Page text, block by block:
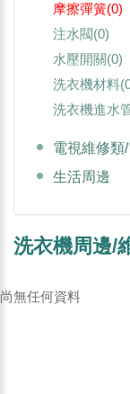
摩擦彈簧(0)
注水閥(0)
水壓開關(0)
洗衣機材料
洗衣機進水
電視維修類
生活周邊
洗衣機周邊/
尚無任何資料